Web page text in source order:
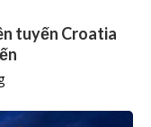
tuyến Croatia